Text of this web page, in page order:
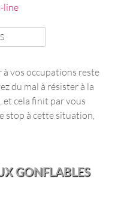
line
vos occupations reste
du mal à résister à la
cela finit par vous
stop à cette situation,
GONFLABLES